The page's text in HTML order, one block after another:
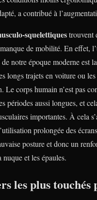
a contribué à
squelettiquestrouvent
de mobilité. En effet,
notre époque moderne est
longs trajets en voiture ou les
Le corps humain n’est pas
périodes aussi longues, et
importantes. À cela
prolongée des
posture et donc un
nuque et les épaules.
les plus touchés